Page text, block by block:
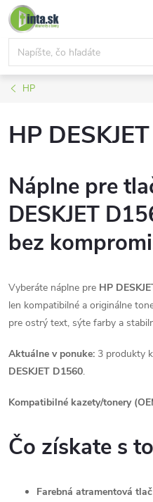
Prejsť
na
obsah
HP
HP
Náplne pre
DESKJET
bez
Vyberáte náplne pre HP
len kompatibilné a originálne
pre ostrý text, sýte farby a
Aktuálne v ponuke: 3 produkty
DESKJET D1560.
Kompatibilné kazety/tonery
Čo získate s
Farebná atramentová tlač